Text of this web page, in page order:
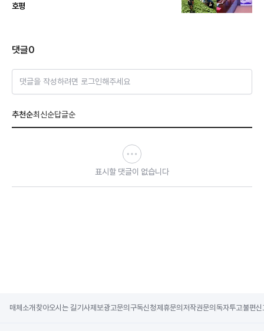
호평
댓글0
댓글을 작성하려면 로그인해주세요
추천순최신순답글순
표시할 댓글이 없습니다
매체소개 찾아오시는 길기사제보광고문의 구독신청제휴문의 저작권문의 독자투고불편신